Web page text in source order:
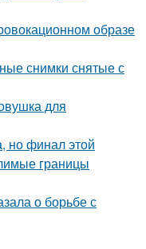
образе
снимки снятые с
для
но финал этой
границы
о борьбе с